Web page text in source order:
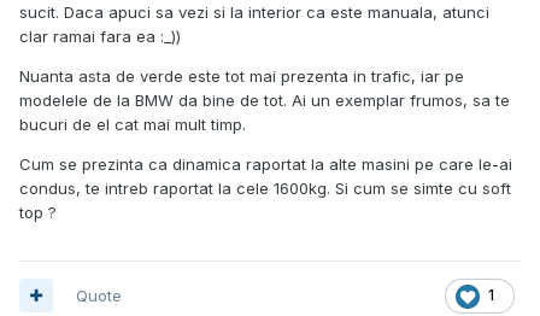
sucit. Daca apuci sa vezi si la interior ca este manuala, atunci
clar ramai fara ea :_))
Nuanta asta de verde este tot mai prezenta in trafic, iar pe
modelele de la BMW da bine de tot. Ai un exemplar frumos, sa te
bucuri de el cat mai mult timp.
Cum se prezinta ca dinamica raportat la alte masini pe care le-ai
condus, te intreb raportat la cele 1600kg. Si cum se simte cu soft
top ?
1
Quote